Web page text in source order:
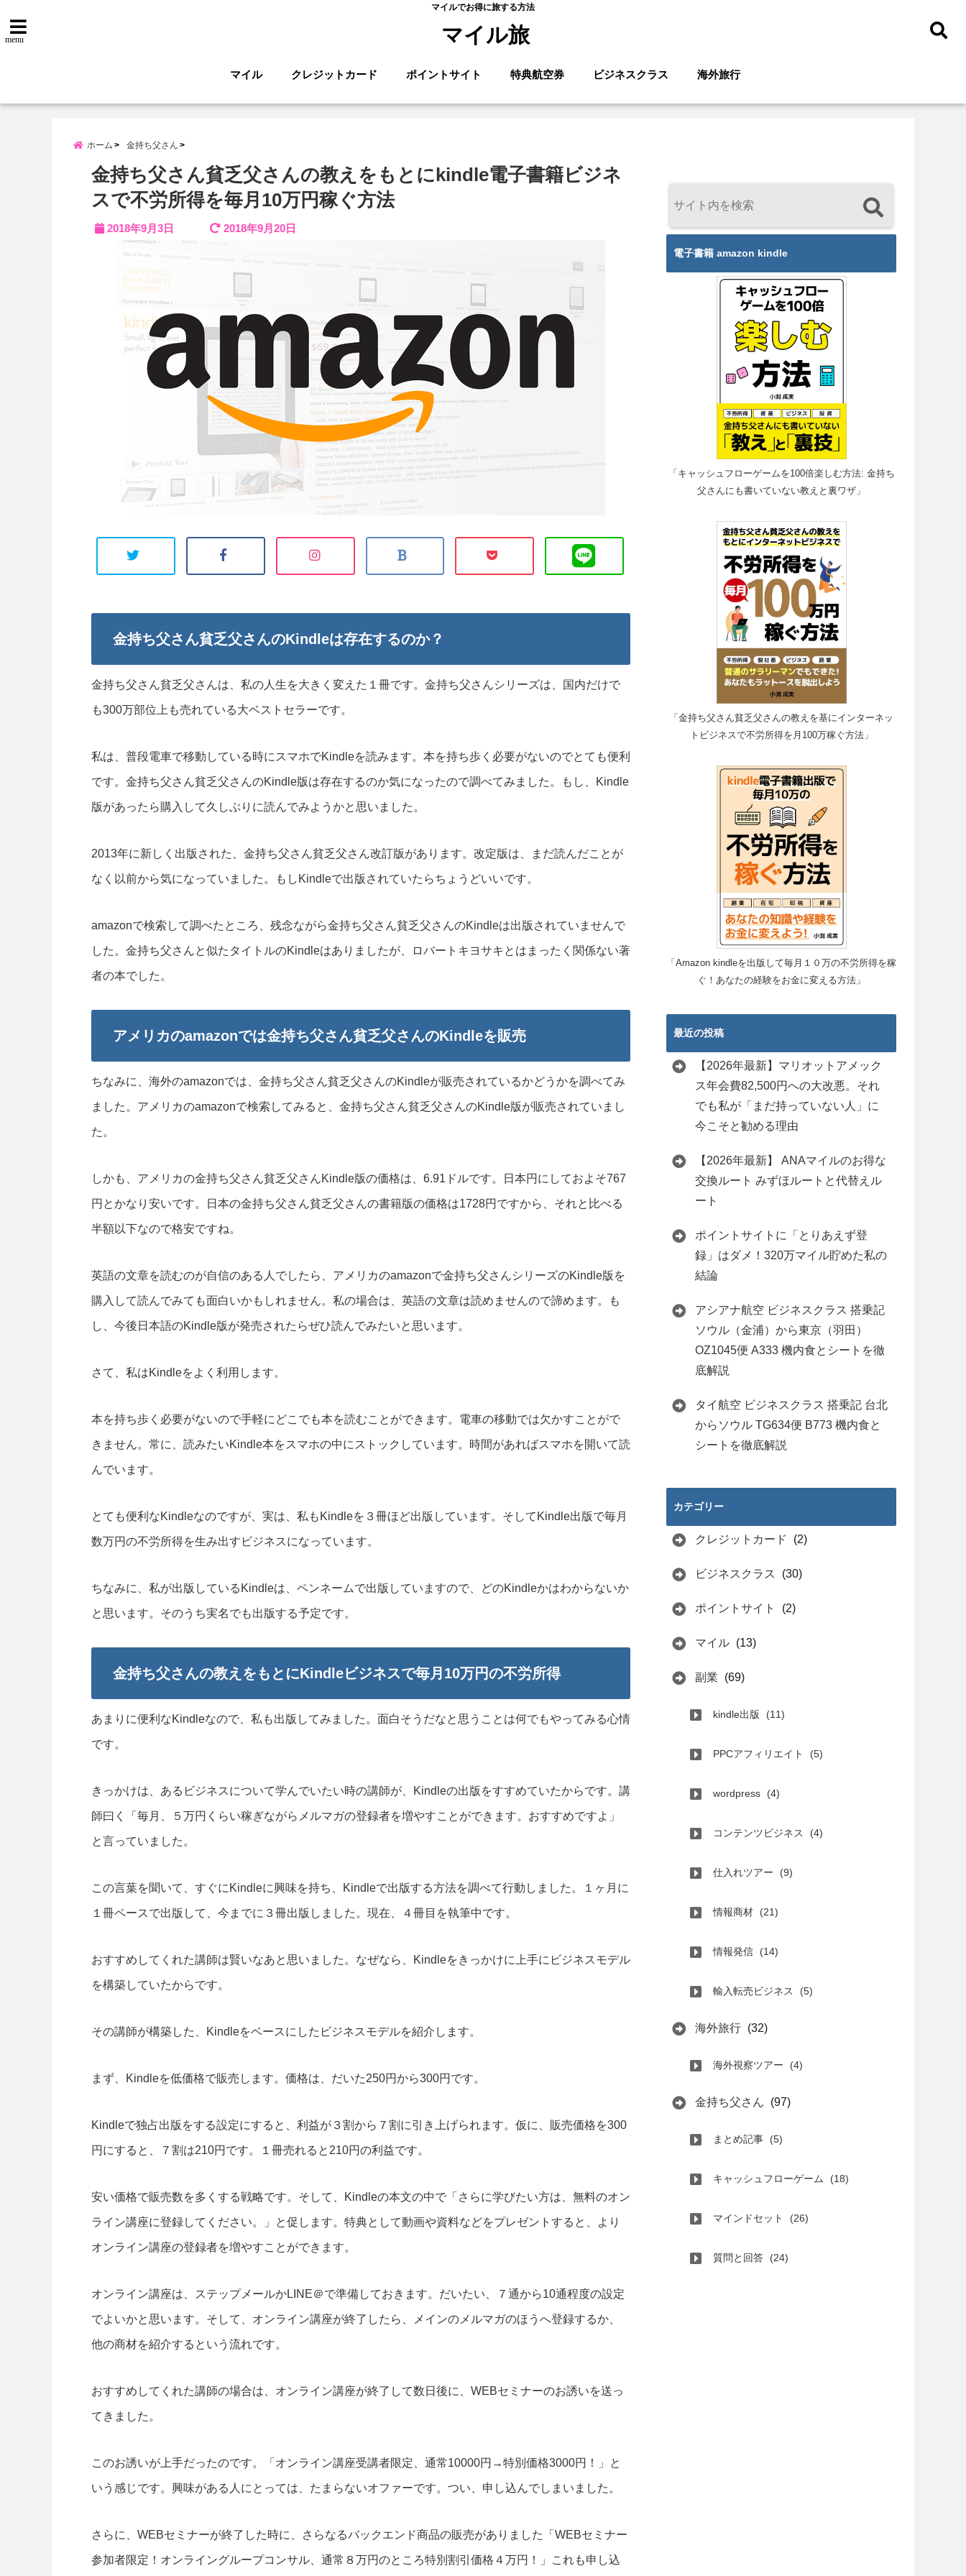
マイルでお得に旅する方法
menu マイル旅
マイル クレジットカード ポイントサイト 特典航空券 ビジネスクラス 海外旅行
ホーム 金持ち父さん
金持ち父さん貧乏父さんの教えをもとにkindle電子書籍ビジネ
スで不労所得を毎月10万円稼ぐ方法
2018年9月3日 2018年9月20日
金持ち父さん貧乏父さんのKindleは存在するのか？
金持ち父さん貧乏父さんは、私の人生を大きく変えた１冊です。金持ち父さんシリーズは、国内だけで
も300万部位上も売れている大ベストセラーです。
私は、普段電車で移動している時にスマホでKindleを読みます。本を持ち歩く必要がないのでとても便利
です。金持ち父さん貧乏父さんのKindle版は存在するのか気になったので調べてみました。もし、Kindle
版があったら購入して久しぶりに読んでみようかと思いました。
2013年に新しく出版された、金持ち父さん貧乏父さん改訂版があります。改定版は、まだ読んだことが
なく以前から気になっていました。もしKindleで出版されていたらちょうどいいです。
amazonで検索して調べたところ、残念ながら金持ち父さん貧乏父さんのKindleは出版されていませんで
した。金持ち父さんと似たタイトルのKindleはありましたが、ロバートキヨサキとはまったく関係ない著
者の本でした。
アメリカのamazonでは金持ち父さん貧乏父さんのKindleを販売
ちなみに、海外のamazonでは、金持ち父さん貧乏父さんのKindleが販売されているかどうかを調べてみ
ました。アメリカのamazonで検索してみると、金持ち父さん貧乏父さんのKindle版が販売されていまし
た。
しかも、アメリカの金持ち父さん貧乏父さんKindle版の価格は、6.91ドルです。日本円にしておよそ767
円とかなり安いです。日本の金持ち父さん貧乏父さんの書籍版の価格は1728円ですから、それと比べる
半額以下なので格安ですね。
英語の文章を読むのが自信のある人でしたら、アメリカのamazonで金持ち父さんシリーズのKindle版を
購入して読んでみても面白いかもしれません。私の場合は、英語の文章は読めませんので諦めます。も
し、今後日本語のKindle版が発売されたらぜひ読んでみたいと思います。
さて、私はKindleをよく利用します。
本を持ち歩く必要がないので手軽にどこでも本を読むことができます。電車の移動では欠かすことがで
きません。常に、読みたいKindle本をスマホの中にストックしています。時間があればスマホを開いて読
んでいます。
とても便利なKindleなのですが、実は、私もKindleを３冊ほど出版しています。そしてKindle出版で毎月
数万円の不労所得を生み出すビジネスになっています。
ちなみに、私が出版しているKindleは、ペンネームで出版していますので、どのKindleかはわからないか
と思います。そのうち実名でも出版する予定です。
金持ち父さんの教えをもとにKindleビジネスで毎月10万円の不労所得
あまりに便利なKindleなので、私も出版してみました。面白そうだなと思うことは何でもやってみる心情
です。
きっかけは、あるビジネスについて学んでいたい時の講師が、Kindleの出版をすすめていたからです。講
師曰く「毎月、５万円くらい稼ぎながらメルマガの登録者を増やすことができます。おすすめですよ」
と言っていました。
この言葉を聞いて、すぐにKindleに興味を持ち、Kindleで出版する方法を調べて行動しました。１ヶ月に
１冊ペースで出版して、今までに３冊出版しました。現在、４冊目を執筆中です。
おすすめしてくれた講師は賢いなあと思いました。なぜなら、Kindleをきっかけに上手にビジネスモデル
を構築していたからです。
その講師が構築した、Kindleをベースにしたビジネスモデルを紹介します。
まず、Kindleを低価格で販売します。価格は、だいた250円から300円です。
Kindleで独占出版をする設定にすると、利益が３割から７割に引き上げられます。仮に、販売価格を300
円にすると、７割は210円です。１冊売れると210円の利益です。
安い価格で販売数を多くする戦略です。そして、Kindleの本文の中で「さらに学びたい方は、無料のオン
ライン講座に登録してください。」と促します。特典として動画や資料などをプレゼントすると、より
オンライン講座の登録者を増やすことができます。
オンライン講座は、ステップメールかLINE＠で準備しておきます。だいたい、７通から10通程度の設定
でよいかと思います。そして、オンライン講座が終了したら、メインのメルマガのほうへ登録するか、
他の商材を紹介するという流れです。
おすすめしてくれた講師の場合は、オンライン講座が終了して数日後に、WEBセミナーのお誘いを送っ
てきました。
このお誘いが上手だったのです。「オンライン講座受講者限定、通常10000円→特別価格3000円！」と
いう感じです。興味がある人にとっては、たまらないオファーです。つい、申し込んでしまいました。
さらに、WEBセミナーが終了した時に、さらなるバックエンド商品の販売がありました「WEBセミナー
参加者限定！オンライングループコンサル、通常８万円のところ特別割引価格４万円！」これも申し込
電子書籍 amazon kindle
「キャッシュフローゲームを100倍楽しむ方法: 金持ち
父さんにも書いていない教えと裏ワザ」
「金持ち父さん貧乏父さんの教えを基にインターネッ
トビジネスで不労所得を月100万稼ぐ方法」
「Amazon kindleを出版して毎月１０万の不労所得を稼
ぐ！あなたの経験をお金に変える方法」
最近の投稿
【2026年最新】マリオットアメック
ス年会費82,500円への大改悪。それ
でも私が「まだ持っていない人」に
今こそと勧める理由
【2026年最新】 ANAマイルのお得な
交換ルート みずほルートと代替えル
ート
ポイントサイトに「とりあえず登
録」はダメ！320万マイル貯めた私の
結論
アシアナ航空 ビジネスクラス 搭乗記
ソウル（金浦）から東京（羽田）
OZ1045便 A333 機内食とシートを徹
底解説
タイ航空 ビジネスクラス 搭乗記 台北
からソウル TG634便 B773 機内食と
シートを徹底解説
カテゴリー
クレジットカード (2)
ビジネスクラス (30)
ポイントサイト (2)
マイル (13)
副業 (69)
kindle出版 (11)
PPCアフィリエイト (5)
wordpress (4)
コンテンツビジネス (4)
仕入れツアー (9)
情報商材 (21)
情報発信 (14)
輸入転売ビジネス (5)
海外旅行 (32)
海外視察ツアー (4)
金持ち父さん (97)
まとめ記事 (5)
キャッシュフローゲーム (18)
マインドセット (26)
質問と回答 (24)